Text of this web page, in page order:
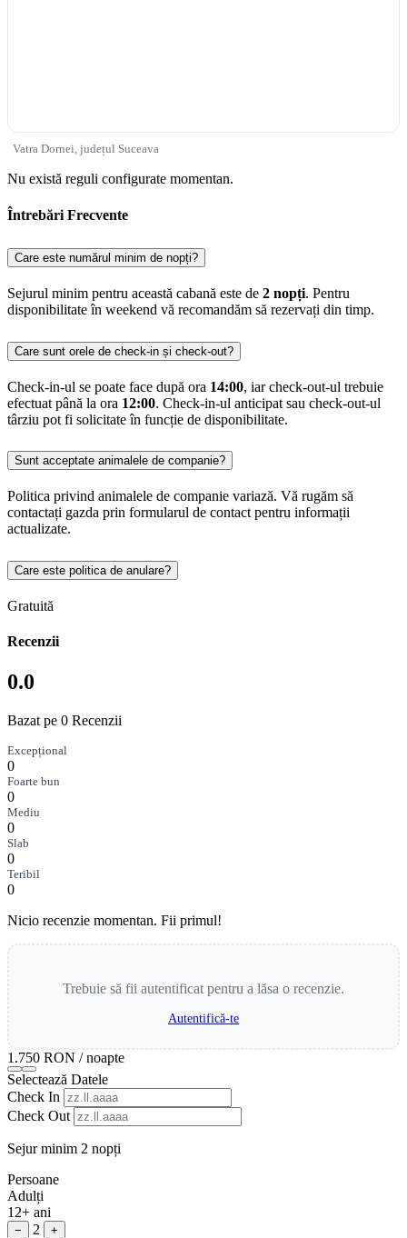
Vatra Dornei, județul Suceava
Nu există reguli configurate momentan.
Întrebări Frecvente
Care este numărul minim de nopți?
Sejurul minim pentru această cabană este de 2 nopți. Pentru
disponibilitate în weekend vă recomandăm să rezervați din timp.
Care sunt orele de check-in și check-out?
Check-in-ul se poate face după ora 14:00, iar check-out-ul trebuie
efectuat până la ora 12:00. Check-in-ul anticipat sau check-out-ul
târziu pot fi solicitate în funcție de disponibilitate.
Sunt acceptate animalele de companie?
Politica privind animalele de companie variază. Vă rugăm să
contactați gazda prin formularul de contact pentru informații
actualizate.
Care este politica de anulare?
Gratuită
Recenzii
0.0
Bazat pe 0 Recenzii
Excepțional
0
Foarte bun
0
Mediu
0
Slab
0
Teribil
0
Nicio recenzie momentan. Fii primul!
Trebuie să fii autentificat pentru a lăsa o recenzie.
Autentifică-te
1.750 RON / noapte
Selectează Datele
Check In
Check Out
Sejur minim 2 nopți
Persoane
Adulți
12+ ani
− 2 +